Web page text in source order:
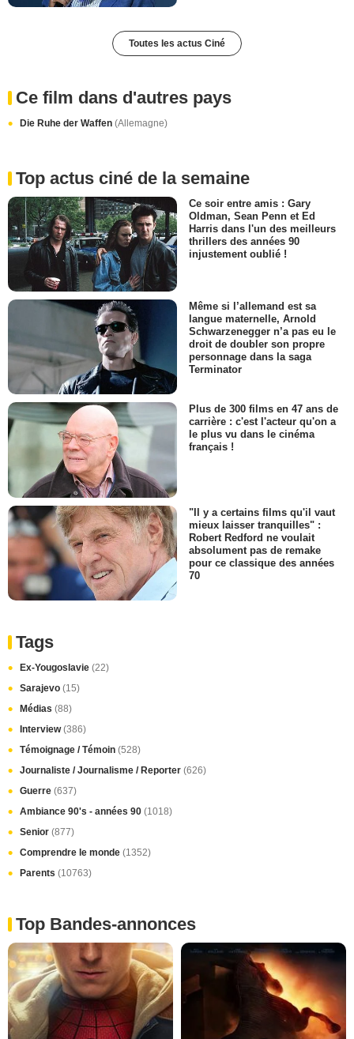
Toutes les actus Ciné
Ce film dans d'autres pays
Die Ruhe der Waffen (Allemagne)
Top actus ciné de la semaine
Ce soir entre amis : Gary
Oldman, Sean Penn et Ed
Harris dans l'un des meilleurs
thrillers des années 90
injustement oublié !
Même si l’allemand est sa
langue maternelle, Arnold
Schwarzenegger n’a pas eu le
droit de doubler son propre
personnage dans la saga
Terminator
Plus de 300 films en 47 ans de
carrière : c'est l'acteur qu'on a
le plus vu dans le cinéma
français !
"Il y a certains films qu'il vaut
mieux laisser tranquilles" :
Robert Redford ne voulait
absolument pas de remake
pour ce classique des années
70
Tags
Ex-Yougoslavie (22)
Sarajevo (15)
Médias (88)
Interview(386)
Témoignage / Témoin (528)
Journaliste / Journalisme / Reporter (626)
Guerre (637)
Ambiance 90's - années 90 (1018)
Senior (877)
Comprendre le monde (1352)
Parents (10763)
Top Bandes-annonces